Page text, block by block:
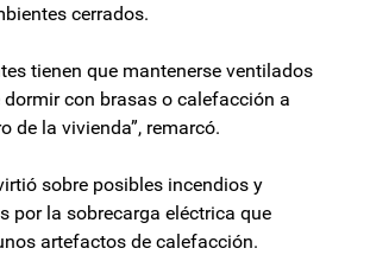
cerrados.
tienen que mantenerse ventilados
dormir con brasas o calefacción a
de la vivienda”, remarcó.
sobre posibles incendios y
por la sobrecarga eléctrica que
artefactos de calefacción.